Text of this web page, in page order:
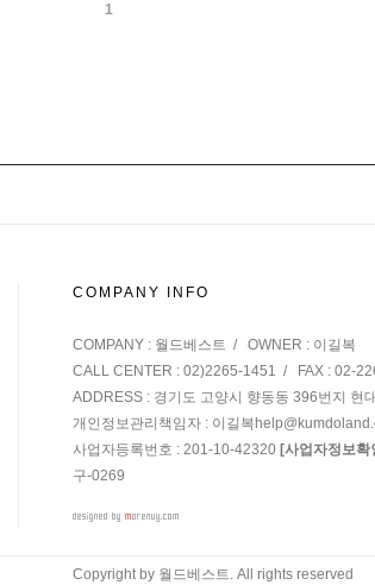
1
COMPANY INFO
COMPANY : 월드베스트 / OWNER : 이길복
CALL CENTER : 02)2265-1451 / FAX : 02-
ADDRESS : 경기도 고양시 향동동 396번지 현
개인정보관리책임자 : 이길복
사업자등록번호 : 201-10-42320 [사업자정보확
구-0269
Copyright by 월드베스트. All rights reserved